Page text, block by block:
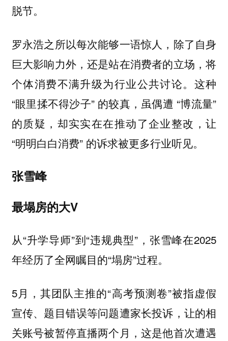
脱节。
罗永浩之所以每次能够一语惊人，除了自身
巨大影响力外，还是站在消费者的立场，将
个体消费不满升级为行业公共讨论。这种
“眼里揉不得沙子” 的较真，虽偶遭 “博流量”
的质疑，却实实在在推动了企业整改，让
“明明白白消费” 的诉求被更多行业听见。
张雪峰
最塌房的大V
从“升学导师”到“违规典型”，张雪峰在2025
年经历了全网瞩目的“塌房”过程。
5月，其团队主推的“高考预测卷”被指虚假
宣传、题目错误等问题遭家长投诉，让的相
关账号被暂停直播两个月，这是他首次遭遇